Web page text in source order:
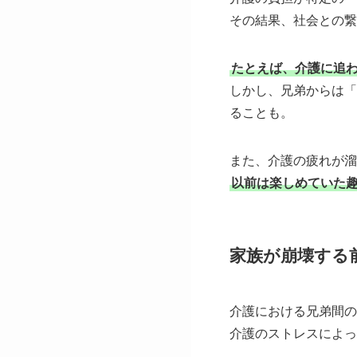
その結果、社会との
たとえば、介護に追
しかし、兄弟からは
ることも。
また、介護の疲れが
以前は楽しめていた
家族が崩壊する
介護における兄弟間
介護のストレスによ